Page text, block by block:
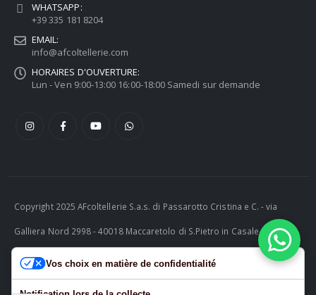
WHATSAPP:
+39 335 181 8204
EMAIL:
info@afcoltellerie.com
HORAIRES D'OUVERTURE:
Lun - Ven 9:00-13:00 16:00-18:00 Samedi sur demande
Copyright 2025 AFcoltellerie S.a.s. di Passarotto Cristina e C. - via
Galliera Nord 2998 - 40018 Maccaretolo di S.Pietro in Casale (BO) -
ITALY P.I. 04230081202 | tel. +39 051 811732 | e-mail:
info@afcoltellerie.com -- Powered by Cosmobile Srl
Vos choix en matière de confidentialité